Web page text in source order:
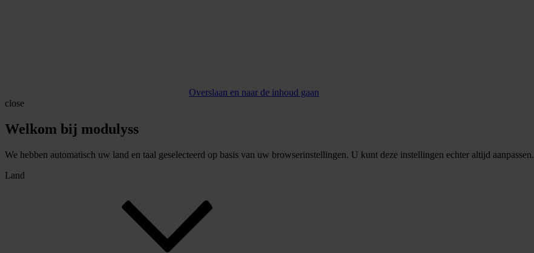
Overslaan en naar de inhoud gaan
close
Welkom bij modulyss
We hebben automatisch uw land en taal geselecteerd op basis van uw browserinstellingen. U kunt deze instellingen echter altijd aanpassen.
Land